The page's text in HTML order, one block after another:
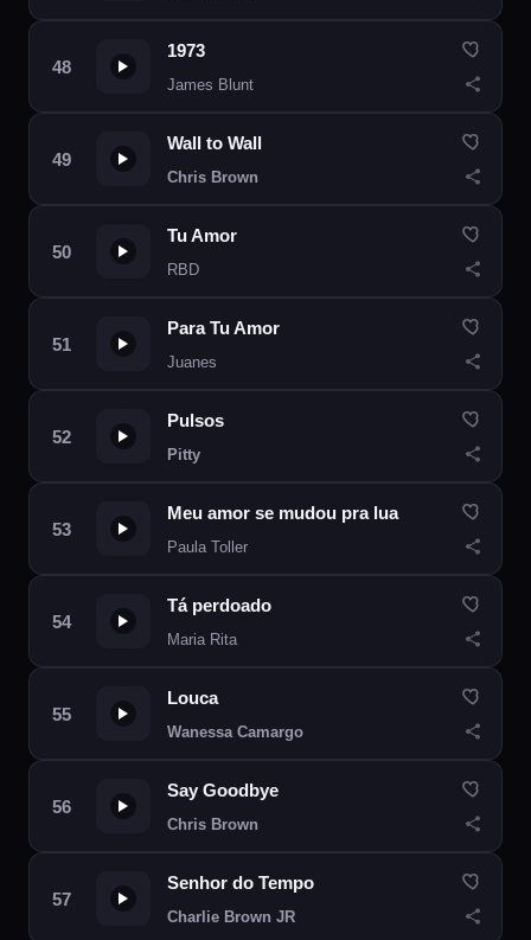
1973
James Blunt
Wall to Wall
Chris Brown
Tu Amor
RBD
Para Tu Amor
Juanes
Pulsos
Pitty
Meu amor se mudou pra lua
Paula Toller
Tá perdoado
Maria Rita
Louca
Wanessa Camargo
Say Goodbye
Chris Brown
Senhor do Tempo
Charlie Brown JR